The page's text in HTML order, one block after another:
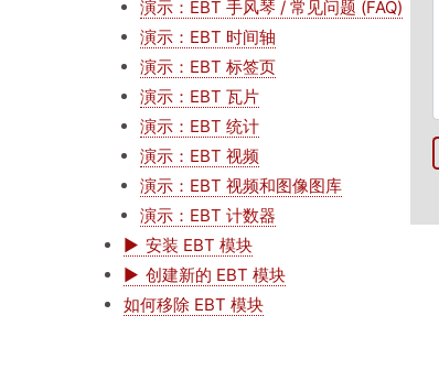
演示：EBT 手风琴 / 常见问题 (FAQ)
演示：EBT 时间轴
演示：EBT 标签页
演示：EBT 瓦片
演示：EBT 统计
演示：EBT 视频
演示：EBT 视频和图像图库
演示：EBT 计数器
安装 EBT 模块
创建新的 EBT 模块
如何移除 EBT 模块